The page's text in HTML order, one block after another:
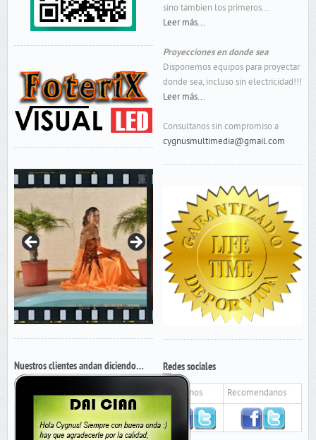
Nuestros clientes andan diciendo…
sino tambien los primeros...
Leer más...
Proyecciones en donde sea
Disponemos equipos para proyectar
donde sea, incluso sin electricidad!!!
Leer más...
Consultanos sin compromiso a
cygnusmultimedia@gmail.com
Redes sociales
Seguinos Recomendanos